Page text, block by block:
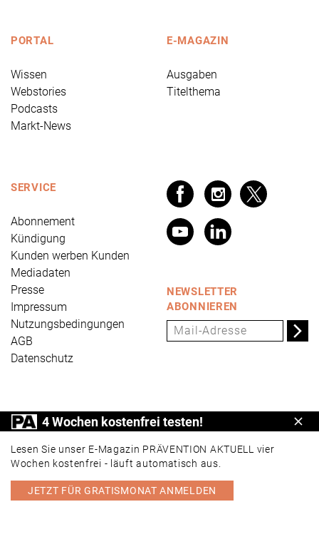
PORTAL
Wissen
Webstories
Podcasts
Markt-News
E-MAGAZIN
Ausgaben
Titelthema
SERVICE
Abonnement
Kündigung
Kunden werben Kunden
Mediadaten
Presse
Impressum
Nutzungsbedingungen
AGB
Datenschutz
NEWSLETTER
ABONNIEREN
PRÄVENTION AKTUELL ist ein Produkt der Universum
Verlag GmbH, Wettinerstraße 3-5, 65189 Wiesbaden,
www.universum.de,info@universum.de
PORTAL E-MAGAZIN
4 Wochen kostenfrei testen!
Lesen Sie unser E-Magazin PRÄVENTION AKTUELL vier
Wochen kostenfrei - läuft automatisch aus.
JETZT FÜR GRATISMONAT ANMELDEN